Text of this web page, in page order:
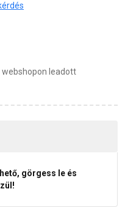
leadott
görgess le és